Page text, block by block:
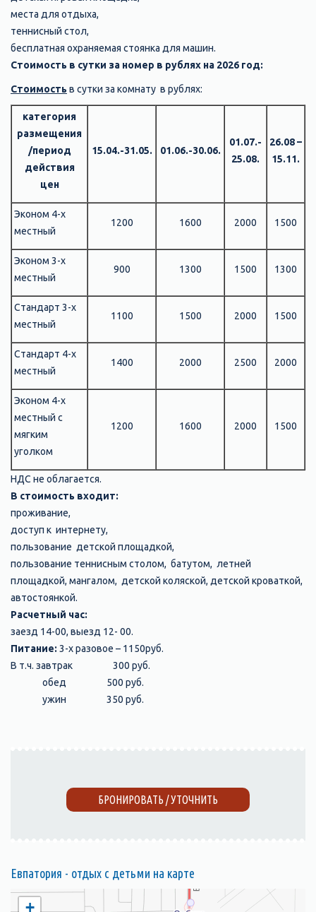
места для отдыха,
теннисный стол,
бесплатная охраняемая стоянка для машин.
Стоимость в сутки за номер в рублях на 2026 год:
Стоимость в сутки за комнату в рублях:
категория
размещения
/период
действия
цен
15.04.-31.05. 01.06.-30.06.
01.07.-
25.08.
26.08 –
15.11.
Эконом 4-х
местный
1200 1600 2000 1500
Эконом 3-х
местный
900 1300 1500 1300
Стандарт 3-х
местный
1100 1500 2000 1500
Стандарт 4-х
местный
1400 2000 2500 2000
Эконом 4-х
местный с
мягким
уголком
1200 1600 2000 1500
НДС не облагается.
В стоимость входит:
проживание,
доступ к интернету,
пользование детской площадкой,
пользование теннисным столом, батутом, летней
площадкой, мангалом, детской коляской, детской кроваткой,
автостоянкой.
Расчетный час:
заезд 14-00, выезд 12- 00.
Питание: 3-х разовое – 1150руб.
В т.ч. завтрак 300 руб.
обед 500 руб.
ужин 350 руб.
БРОНИРОВАТЬ / УТОЧНИТЬ
Евпатория - отдых с детьми на карте
+